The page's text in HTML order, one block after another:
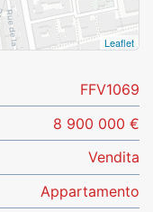
Leaflet
FFV1069
8 900 000 €
Vendita
Appartamento